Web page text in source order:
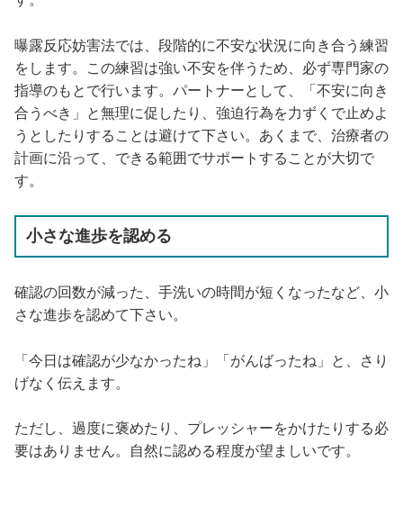
曝露反応妨害法では、段階的に不安な状況に向き合う練習
をします。この練習は強い不安を伴うため、必ず専門家の
指導のもとで行います。パートナーとして、「不安に向き
合うべき」と無理に促したり、強迫行為を力ずくで止めよ
うとしたりすることは避けて下さい。あくまで、治療者の
計画に沿って、できる範囲でサポートすることが大切で
す。
小さな進歩を認める
確認の回数が減った、手洗いの時間が短くなったなど、小
さな進歩を認めて下さい。
「今日は確認が少なかったね」「がんばったね」と、さり
げなく伝えます。
ただし、過度に褒めたり、プレッシャーをかけたりする必
要はありません。自然に認める程度が望ましいです。